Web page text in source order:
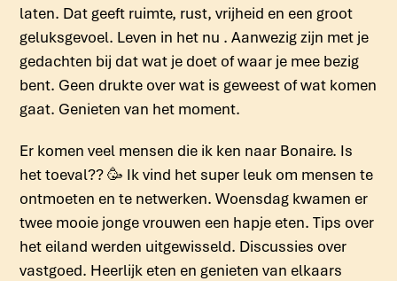
laten. Dat geeft ruimte, rust, vrijheid en een groot
geluksgevoel. Leven in het nu . Aanwezig zijn met je
gedachten bij dat wat je doet of waar je mee bezig
bent. Geen drukte over wat is geweest of wat komen
gaat. Genieten van het moment.
Er komen veel mensen die ik ken naar Bonaire. Is
het toeval?? 🥳 Ik vind het super leuk om mensen te
ontmoeten en te netwerken. Woensdag kwamen er
twee mooie jonge vrouwen een hapje eten. Tips over
het eiland werden uitgewisseld. Discussies over
vastgoed. Heerlijk eten en genieten van elkaars